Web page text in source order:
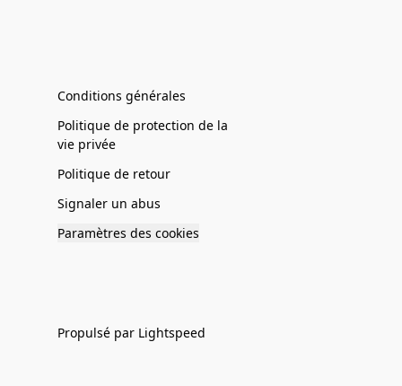
Conditions générales
Politique de protection de la
vie privée
Politique de retour
Signaler un abus
Paramètres des cookies
Propulsé par Lightspeed